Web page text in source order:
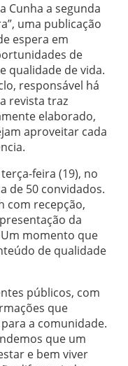
Cunha a segunda
uma publicação
espera em
de
qualidade de vida.
responsável há
revista traz
elaborado,
aproveitar cada
feira (19), no
de 50 convidados.
com recepção,
da
momento que
de qualidade
públicos, com
que
a comunidade.
que um
e bem viver